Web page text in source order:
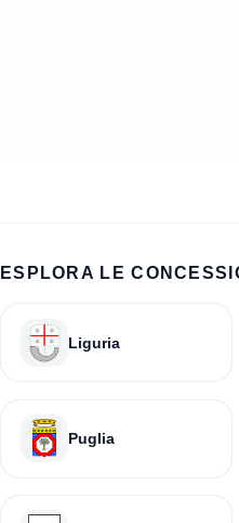
ESPLORA LE
Liguria
Puglia